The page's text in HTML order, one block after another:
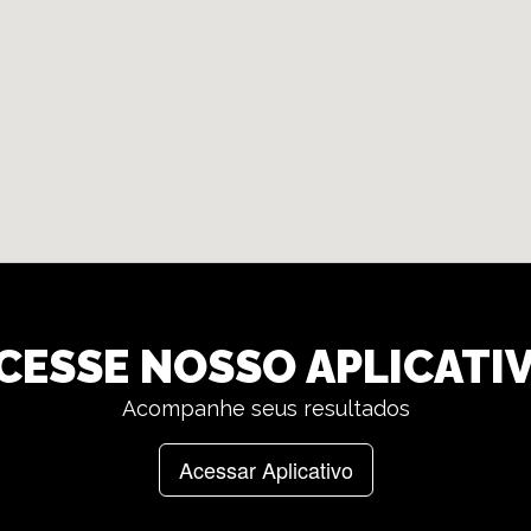
NOSSO
Acompanhe seus resultados
Acessar Aplicativo